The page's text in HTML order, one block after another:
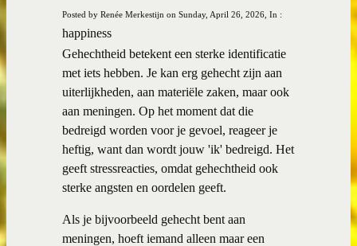
Posted by Renée Merkestijn on Sunday, April 26, 2026, In :
happiness
Gehechtheid betekent een sterke identificatie
met iets hebben. Je kan erg gehecht zijn aan
uiterlijkheden, aan materiële zaken, maar ook
aan meningen. Op het moment dat die
bedreigd worden voor je gevoel, reageer je
heftig, want dan wordt jouw 'ik' bedreigd. Het
geeft stressreacties, omdat gehechtheid ook
sterke angsten en oordelen geeft.
Als je bijvoorbeeld gehecht bent aan
meningen, hoeft iemand alleen maar een